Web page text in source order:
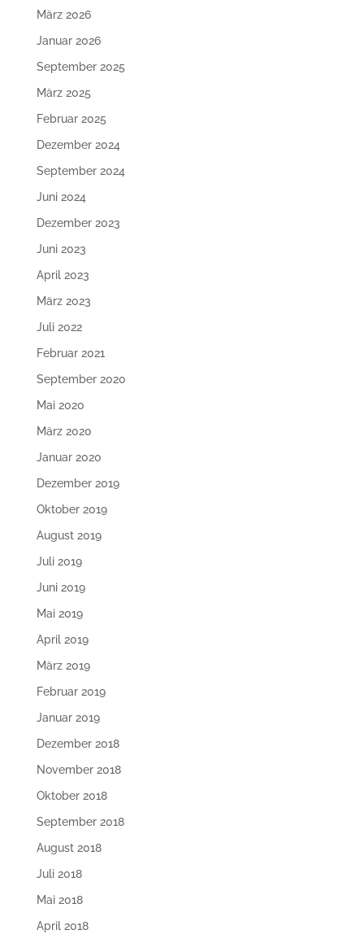
März 2026
Januar 2026
September 2025
März 2025
Februar 2025
Dezember 2024
September 2024
Juni 2024
Dezember 2023
Juni 2023
April 2023
März 2023
Juli 2022
Februar 2021
September 2020
Mai 2020
März 2020
Januar 2020
Dezember 2019
Oktober 2019
August 2019
Juli 2019
Juni 2019
Mai 2019
April 2019
März 2019
Februar 2019
Januar 2019
Dezember 2018
November 2018
Oktober 2018
September 2018
August 2018
Juli 2018
Mai 2018
April 2018